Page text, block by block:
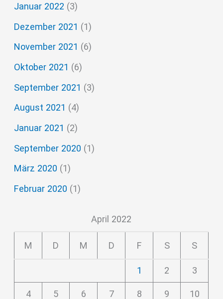
Januar 2022 (3)
Dezember 2021 (1)
November 2021 (6)
Oktober 2021 (6)
September 2021 (3)
August 2021 (4)
Januar 2021 (2)
September 2020 (1)
März 2020 (1)
Februar 2020 (1)
April 2022
M D M D F S S
1 2 3
4 5 6 7 8 9 10